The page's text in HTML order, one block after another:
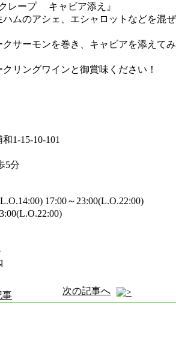
キャビア添え』
ムのアシェ、エシャロットなどを混ぜ
サーモンを巻き、キャビアを添えてみ
リングワインと御賞味ください！
1-15-10-101
5分
17:00～23:00(L.O.22:00)
事 次の記事へ